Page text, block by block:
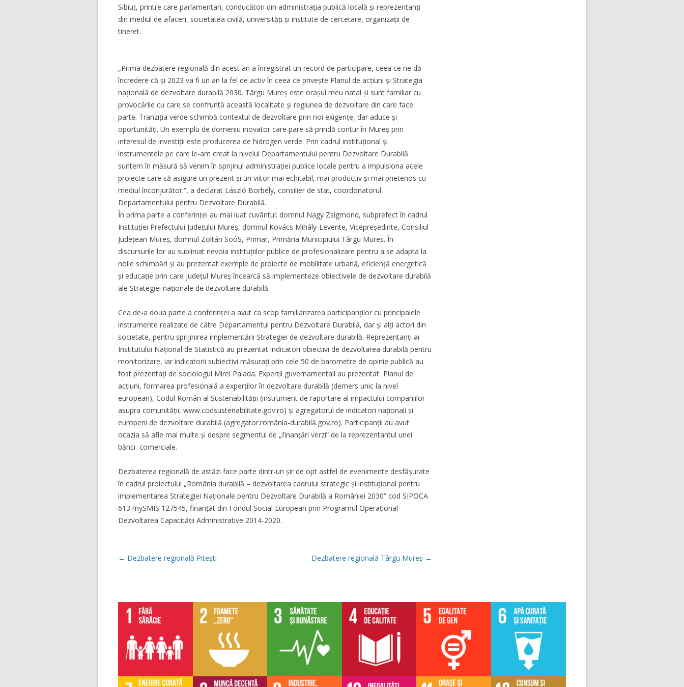
Sibiu), printre care parlamentari, conducători din administrația publică locală și reprezentanți
din mediul de afaceri, societatea civilă, universități și institute de cercetare, organizații de
tineret.
„Prima dezbatere regională din acest an a înregistrat un record de participare, ceea ce ne dă
încredere că și 2023 va fi un an la fel de activ în ceea ce privește Planul de acțiuni și Strategia
națională de dezvoltare durabilă 2030. Târgu Mureș este orașul meu natal și sunt familiar cu
provocările cu care se confruntă această localitate și regiunea de dezvoltare din care face
parte. Tranziția verde schimbă contextul de dezvoltare prin noi exigențe, dar aduce și
oportunități. Un exemplu de domeniu inovator care pare să prindă contur în Mureș prin
interesul de investiții este producerea de hidrogen verde. Prin cadrul instituțional și
instrumentele pe care le-am creat la nivelul Departamentului pentru Dezvoltare Durabilă
suntem în măsură să venim în sprijinul administrației publice locale pentru a impulsiona acele
proiecte care să asigure un prezent și un viitor mai echitabil, mai productiv și mai prietenos cu
mediul înconjurător.”, a declarat László Borbély, consilier de stat, coordonatorul
Departamentului pentru Dezvoltare Durabilă.
În prima parte a conferinței au mai luat cuvântul: domnul Nagy Zsigmond, subprefect în cadrul
Instituției Prefectului Județului Mureș, domnul Kovács Mihály-Levente, Vicepreședinte, Consiliul
Județean Mureș, domnul Zoltán SoóS, Primar, Primăria Municipiului Târgu Mureș. În
discursurile lor au subliniat nevoia instituțiilor publice de profesionalizare pentru a se adapta la
noile schimbări și au prezentat exemple de proiecte de mobilitate urbană, eficiență energetică
și educație prin care județul Mureș încearcă să implementeze obiectivele de dezvoltare durabilă
ale Strategiei naționale de dezvoltare durabilă.
Cea de-a doua parte a conferinței a avut ca scop familiarizarea participanților cu principalele
instrumente realizate de către Departamentul pentru Dezvoltare Durabilă, dar și alți actori din
societate, pentru sprijinirea implementării Strategiei de dezvoltare durabilă. Reprezentanți ai
Institutului Național de Statistică au prezentat indicatori obiectivi de dezvoltarea durabilă pentru
monitorizare, iar indicatorii subiectivi măsurați prin cele 50 de barometre de opinie publică au
fost prezentați de sociologul Mirel Palada. Experții guvernamentali au prezentat Planul de
acțiuni, formarea profesională a experților în dezvoltare durabilă (demers unic la nivel
european), Codul Român al Sustenabilității (instrument de raportare al impactului companiilor
asupra comunității, www.codsustenabilitate.gov.ro) și agregatorul de indicatori naționali și
europeni de dezvoltare durabilă (agregator.românia-durabilă.gov.ro). Participanții au avut
ocazia să afle mai multe și despre segmentul de „finanțări verzi” de la reprezentantul unei
bănci comerciale.
Dezbaterea regională de astăzi face parte dintr-un șir de opt astfel de evenimente desfășurate
în cadrul proiectului „România durabilă – dezvoltarea cadrului strategic și instituțional pentru
implementarea Strategiei Naționale pentru Dezvoltare Durabilă a României 2030” cod SIPOCA
613 mySMIS 127545, finanțat din Fondul Social European prin Programul Operațional
Dezvoltarea Capacității Administrative 2014-2020.
Navigare
în
← Dezbatere regională Pitești Dezbatere regională Târgu Mureș →